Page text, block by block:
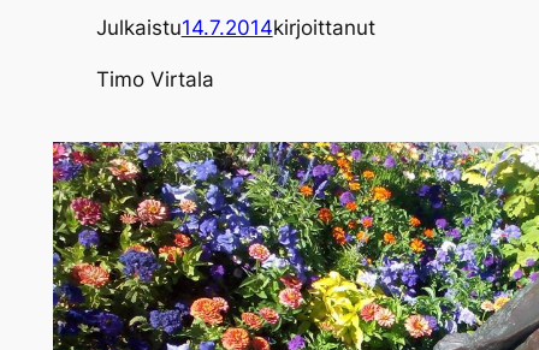
Julkaistu14.7.2014kirjoittanut
Timo Virtala